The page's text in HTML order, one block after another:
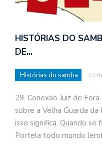
HISTÓRIAS DO
DE…
Histórias do samba 23
29. Conexão Juiz de
sobre a Velha Guarda
isso significa. Quando se
Portela todo mundo